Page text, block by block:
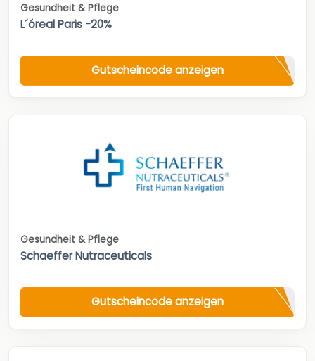
Gesundheit & Pflege
L´óreal Paris -20%
Gutscheincode anzeigen
Gesundheit & Pflege
Schaeffer Nutraceuticals
Gutscheincode anzeigen